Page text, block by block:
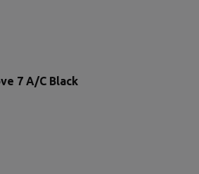
7 A/C Black